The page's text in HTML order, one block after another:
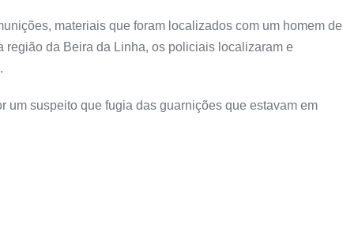
materiais que foram localizados com um homem de
região da Beira da Linha, os policiais localizaram e
suspeito que fugia das guarnições que estavam em